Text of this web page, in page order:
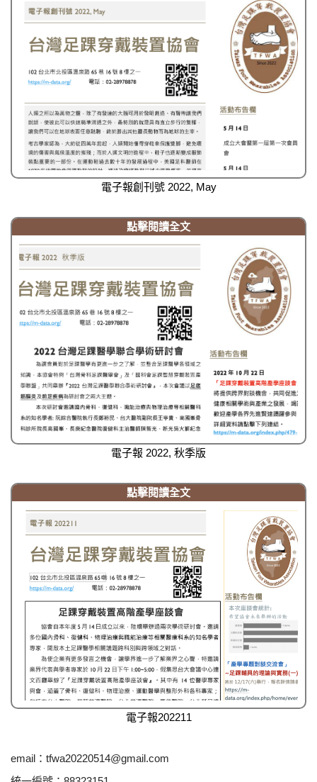
電子報創刊號 2022, May
點擊閱讀全文
電子報 2022, 秋季版
點擊閱讀全文
電子報202211
email： tfwa20220514@gmail.com